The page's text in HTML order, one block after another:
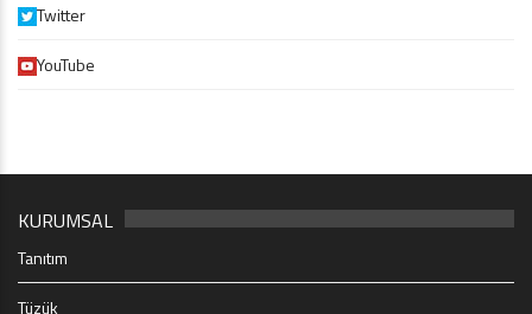
Twitter
YouTube
KURUMSAL
Tanıtım
Tüzük